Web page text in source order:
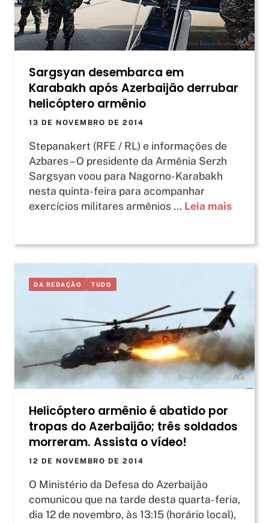
Sargsyan desembarca em
Karabakh após Azerbaijão derrubar
helicóptero armênio
13 DE NOVEMBRO DE 2014
Stepanakert (RFE / RL) e informações de
Azbares – O presidente da Armênia Serzh
Sargsyan voou para Nagorno-Karabakh
nesta quinta-feira para acompanhar
exercícios militares armênios ... Leia mais
DA REDAÇÃO TUDO
Helicóptero armênio é abatido por
tropas do Azerbaijão; três soldados
morreram. Assista o vídeo!
12 DE NOVEMBRO DE 2014
O Ministério da Defesa do Azerbaijão
comunicou que na tarde desta quarta-feria,
dia 12 de novembro, às 13:15 (horário local),